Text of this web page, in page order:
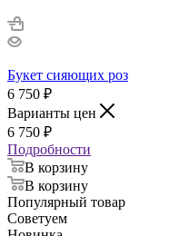
Букет сияющих роз
6 750 ₽
Варианты цен
6 750 ₽
Подробности
В корзину
В корзину
Популярный товар
Советуем